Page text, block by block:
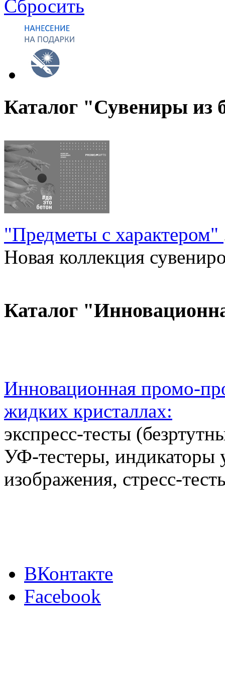
Сбросить
Каталог "Сувениры из
"Предметы с характером"
Новая коллекция
Каталог
Инновационная промо-
жидких кристаллах:
экспресс-тесты
УФ-тестеры, индикаторы
изображения, стресс-
ВКонтакте
Facebook